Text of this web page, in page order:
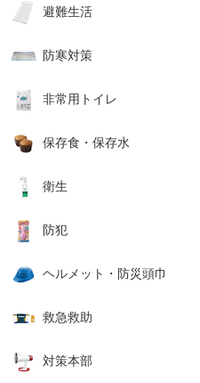
避難生活
防寒対策
非常用トイレ
保存食・保存水
衛生
防犯
ヘルメット・防災頭巾
救急救助
対策本部